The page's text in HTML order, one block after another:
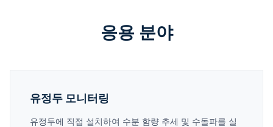
응용 분야
유정두 모니터링
유정두에 직접 설치하여 수분 함량 추세 및 수돌파를 실